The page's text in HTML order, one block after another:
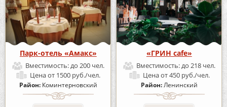
Парк-отель «Амакс»
Вместимость:до 200 чел.
Ценаот 1500 руб./чел.
Район: Коминтерновский
«ГРИН cafe»
Вместимость:до 218 чел.
Ценаот 450 руб./чел.
Район:Ленинский